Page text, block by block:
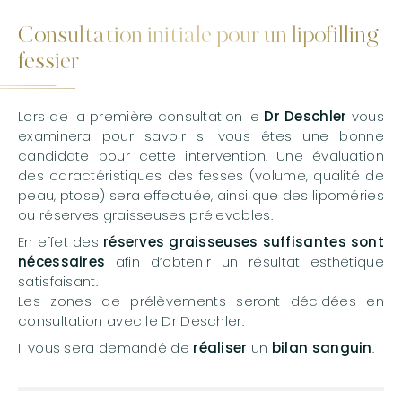
Consultation initiale pour un lipofilling
fessier
Lors de la première consultation le Dr Deschler vous
examinera pour savoir si vous êtes une bonne
candidate pour cette intervention. Une évaluation
des caractéristiques des fesses (volume, qualité de
peau, ptose) sera effectuée, ainsi que des lipoméries
ou réserves graisseuses prélevables.
En effet des réserves graisseuses suffisantes sont
nécessaires afin d’obtenir un résultat esthétique
satisfaisant.
Les zones de prélèvements seront décidées en
consultation avec le Dr Deschler.
Il vous sera demandé de réaliser un bilan sanguin.